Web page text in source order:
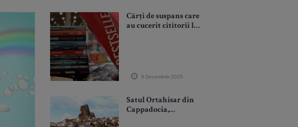
Cărți de suspans care
au cucerit cititorii la
9 Decembrie 2025
Satul Ortahisar din
Cappadocia,